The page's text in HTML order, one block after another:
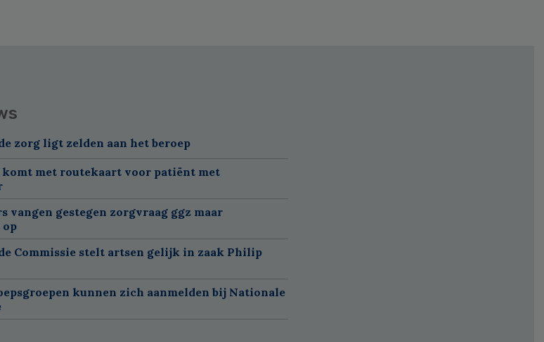
zorg ligt zelden aan het beroep
komt met routekaart voor patiënt met
vangen gestegen zorgvraag ggz maar
Commissie stelt artsen gelijk in zaak Philip
kunnen zich aanmelden bij Nationale